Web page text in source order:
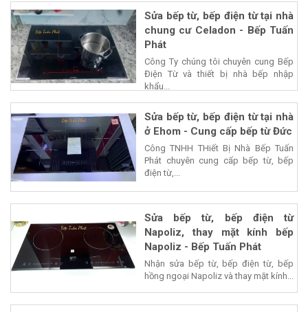
Sửa bếp từ, bếp điện từ tại nhà
chung cư Celadon - Bếp Tuấn
Phát
Công Ty chúng tôi chuyên cung Bếp
Điện Từ và thiết bị nhà bếp nhập
khẩu...
Sửa bếp từ, bếp điện từ tại nhà
ở Ehom - Cung cấp bếp từ Đức
Công TNHH THiết Bị Nhà Bếp Tuấn
Phát chuyên cung cấp bếp từ, bếp
điện từ,...
Sửa bếp từ, bếp điện từ
Napoliz, thay mặt kính bếp
Napoliz - Bếp Tuấn Phát
Nhận sửa bếp từ, bếp điện từ, bếp
hồng ngoại Napoliz và thay mặt kính...